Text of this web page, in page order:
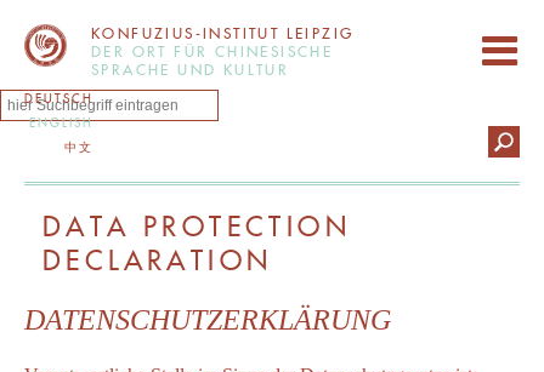
KONFUZIUS-INSTITUT LEIPZIG
DER ORT FÜR CHINESISCHE
SPRACHE UND KULTUR
DEUTSCH
ENGLISH
中文
DATA PROTECTION
DECLARATION
DATENSCHUTZERKLÄRUNG